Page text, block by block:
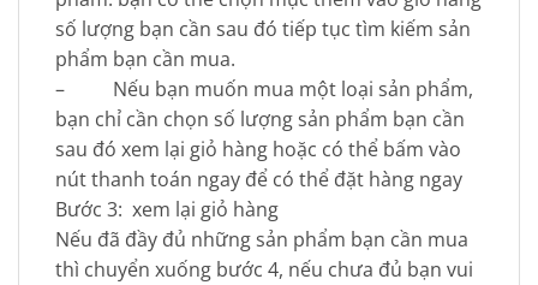
số lượng bạn cần sau đó tiếp tục tìm kiếm sản
phẩm bạn cần mua.
– Nếu bạn muốn mua một loại sản phẩm,
bạn chỉ cần chọn số lượng sản phẩm bạn cần
sau đó xem lại giỏ hàng hoặc có thể bấm vào
nút thanh toán ngay để có thể đặt hàng ngay
Bước 3: xem lại giỏ hàng
Nếu đã đầy đủ những sản phẩm bạn cần mua
thì chuyển xuống bước 4, nếu chưa đủ bạn vui